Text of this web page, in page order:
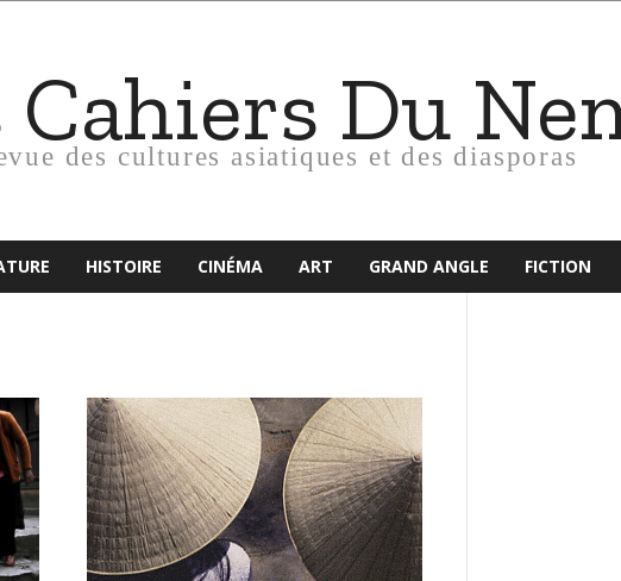
Cahiers Du
des cultures asiatiques et des diasporas
HISTOIRE CINÉMA ART GRAND ANGLE FICTION